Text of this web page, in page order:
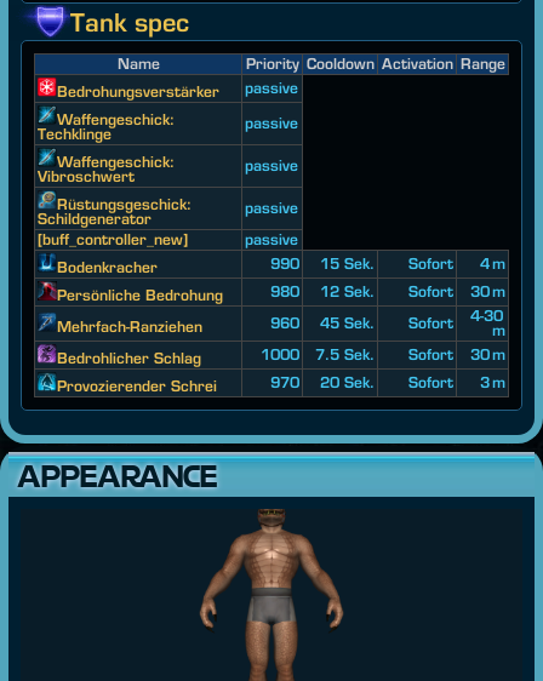
Tank spec
Name Priority Cooldown Activation Range
Bedrohungsverstärker
passive
Waffengeschick:
Techklinge
passive
Waffengeschick:
Vibroschwert
passive
Rüstungsgeschick:
Schildgenerator
passive
[buff_controller_new]
passive
Bodenkracher
990 15 Sek. Sofort
4 m
Persönliche Bedrohung
980 12 Sek. Sofort
30 m
Mehrfach-Ranziehen
960 45 Sek. Sofort
4-30
m
Bedrohlicher Schlag
1000 7.5 Sek. Sofort
30 m
Provozierender Schrei
970 20 Sek. Sofort 3 m
APPEARANCE